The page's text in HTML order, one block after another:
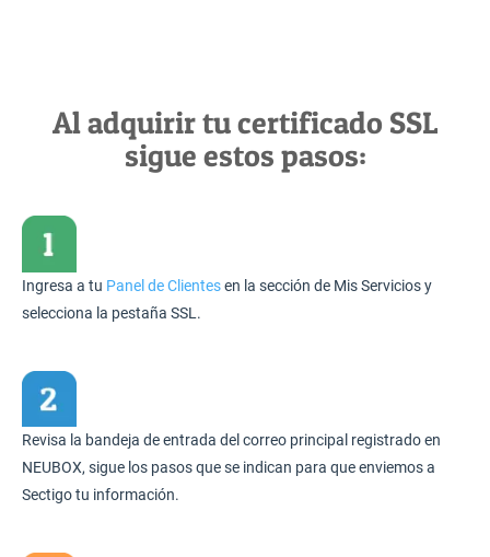
Al adquirir tu certificado SSL
sigue estos pasos:
Ingresa a tu Panel de Clientesen la sección de Mis Servicios y
selecciona la pestaña SSL.
Revisa la bandeja de entrada del correo principal registrado en
NEUBOX, sigue los pasos que se indican para que enviemos a
Sectigo tu información.